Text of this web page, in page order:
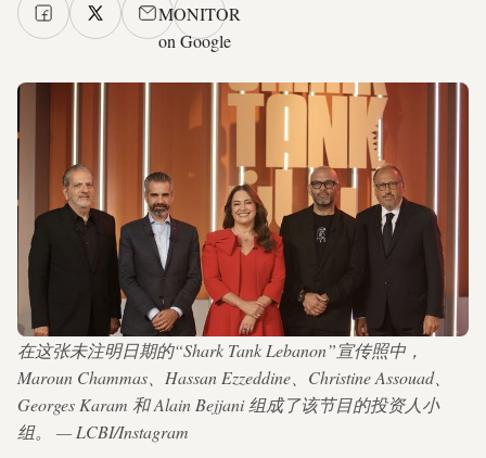
MONITOR
on Google
在这张未注明日期的“Shark Tank Lebanon”宣传照中，
Maroun Chammas、Hassan Ezzeddine、Christine Assouad、
Georges Karam 和 Alain Bejjani 组成了该节目的投资人小
组。 — LCBI/Instagram